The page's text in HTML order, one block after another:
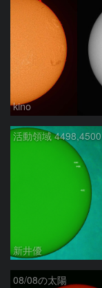
kino
新井優
08/08の太陽